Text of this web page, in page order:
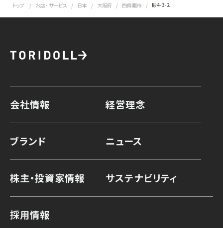
トップ お店・ サービス 日本 大阪府 四條畷市 砂4-3-2
会社情報 経営理念
ブランド ニュース
株主・投資家情報 サステナビリティ
採用情報